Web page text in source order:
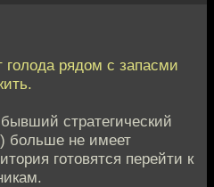
рядом с запасми
стратегический
больше не имеет
готовятся перейти к